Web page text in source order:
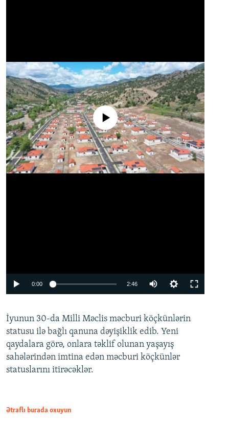
No media source currently available
0:00 2:46
360p
480p
720p
İyunun 30-da Milli Məclis məcburi köçkünlərin
statusu ilə bağlı qanuna dəyişiklik edib. Yeni
qaydalara görə, onlara təklif olunan yaşayış
sahələrindən imtina edən məcburi köçkünlər
statuslarını itirəcəklər.
Ətraflı burada oxuyun